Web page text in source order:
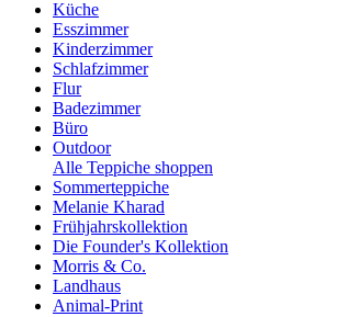
Küche
Esszimmer
Kinderzimmer
Schlafzimmer
Flur
Badezimmer
Büro
Outdoor
Alle Teppiche shoppen
Sommerteppiche
Melanie Kharad
Frühjahrskollektion
Die Founder's Kollektion
Morris & Co.
Landhaus
Animal-Print